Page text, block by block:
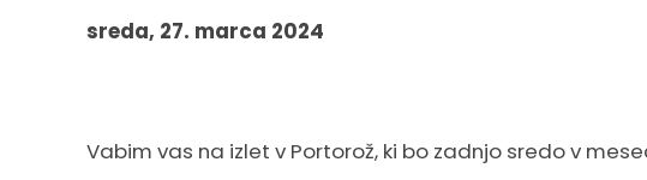
sreda, 27. marca 2024
Vabim vas na izlet v Portorož, ki bo zadnjo sredo v